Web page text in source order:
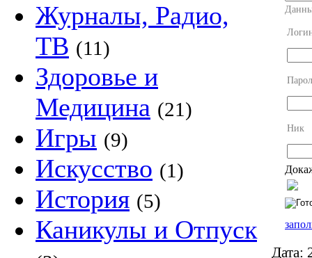
Журналы, Радио,
ТВ (11)
Здоровье и
Медицина (21)
Игры (9)
Искусство (1)
История (5)
Каникулы и Отпуск
Ник
Дата: